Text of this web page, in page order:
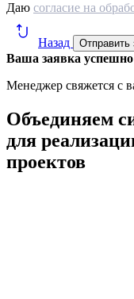
Даю согласие на
Назад Отправить
Ваша заявка
Менеджер свяжется с
Объединяем
для
проектов